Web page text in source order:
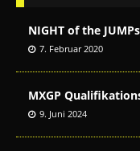
NIGHT of the
7. Februar 2020
MXGP
9. Juni 2024